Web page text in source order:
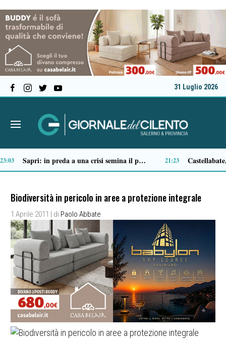
31 Luglio 2026
Ascea, nuova giunta per Sansone: Filippo Dragone vicesindaco, Egidio Criscuolo assessore ai Lavori Pubblici 14:51 Tortorella celebra la Fiera di San Basilio: tra antichi mestieri, bestiame e la musica della Bandabardò
Biodiversità in pericolo in aree a protezione integrale
1 Aprile 2011 | di Paolo Abbate